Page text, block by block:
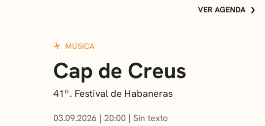
VER AGENDA
MÚSICA
Cap de Creus
41º. Festival de Habaneras
03.09.2026 | 20:00
Sin texto